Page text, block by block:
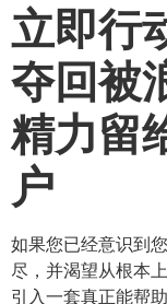
立即行
夺回被
精力留
户
如果您已经意识到
尽，并渴望从根本
引入一套真正能帮